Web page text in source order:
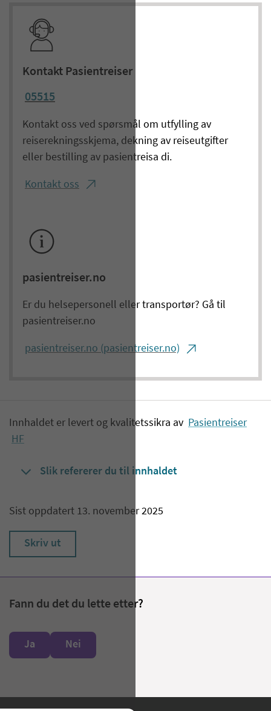
Kontakt Pasientreiser
05515
Kontakt oss ved spørsmål om utfylling av
reiserekningsskjema, dekning av reiseutgifter
eller bestilling av pasientreisa di.
Kontakt oss
pasientreiser.no
Er du helsepersonell eller transportør? Gå til
pasientreiser.no
pasientreiser.no (pasientreiser.no)
Innhaldet er levert og kvalitetssikra av Pasientreiser
HF
Slik refererer du til innhaldet
Sist oppdatert 13. november 2025
Skriv ut
Fann du det du lette etter?
Ja Nei